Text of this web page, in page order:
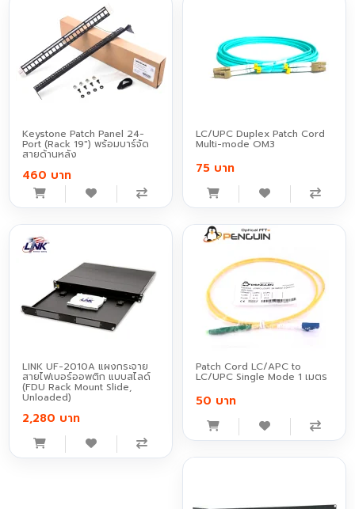
Keystone Patch Panel 24-
Port (Rack 19") พร้อมบาร์จัด
สายด้านหลัง
460 บาท
LC/UPC Duplex Patch Cord
Multi-mode OM3
75 บาท
LINK UF-2010A แผงกระจาย
สายไฟเบอร์ออพติก แบบสไลด์
(FDU Rack Mount Slide,
Unloaded)
2,280 บาท
Patch Cord LC/APC to
LC/UPC Single Mode 1 เมตร
50 บาท